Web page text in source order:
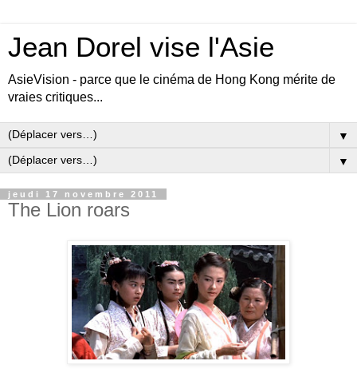
Jean Dorel vise l'Asie
AsieVision - parce que le cinéma de Hong Kong mérite de
vraies critiques...
▼
▼
jeudi 17 novembre 2011
The Lion roars